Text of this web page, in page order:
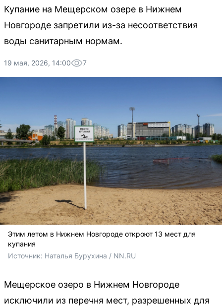
Купание на Мещерском озере в Нижнем
Новгороде запретили из-за несоответствия
воды санитарным нормам.
19 мая, 2026, 14:00 7
Этим летом в Нижнем Новгороде откроют 13 мест для
купания
Источник: Наталья Бурухина / NN.RU
Мещерское озеро в Нижнем Новгороде
исключили из перечня мест, разрешенных для